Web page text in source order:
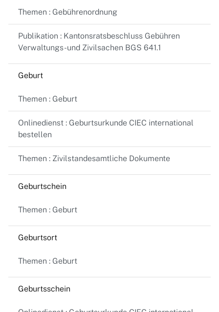
Themen : Gebührenordnung
Publikation : Kantonsratsbeschluss Gebühren
Verwaltungs-und Zivilsachen BGS 641.1
Geburt
Themen : Geburt
Onlinedienst : Geburtsurkunde CIEC international
bestellen
Themen : Zivilstandesamtliche Dokumente
Geburtschein
Themen : Geburt
Geburtsort
Themen : Geburt
Geburtsschein